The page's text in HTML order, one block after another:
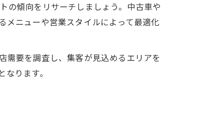
の傾向をリサーチしましょう。中古車や
メニューや営業スタイルによって最適化
需要を調査し、集客が見込めるエリアを
ります。